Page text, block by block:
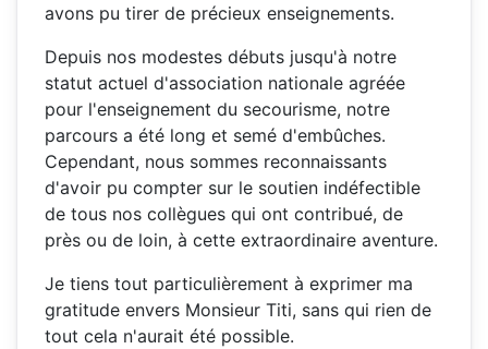
avons pu tirer de précieux enseignements.
Depuis nos modestes débuts jusqu'à notre
statut actuel d'association nationale agréée
pour l'enseignement du secourisme, notre
parcours a été long et semé d'embûches.
Cependant, nous sommes reconnaissants
d'avoir pu compter sur le soutien indéfectible
de tous nos collègues qui ont contribué, de
près ou de loin, à cette extraordinaire aventure.
Je tiens tout particulièrement à exprimer ma
gratitude envers Monsieur Titi, sans qui rien de
tout cela n'aurait été possible.